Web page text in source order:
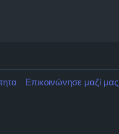
Επικοινώνησε μαζί μας